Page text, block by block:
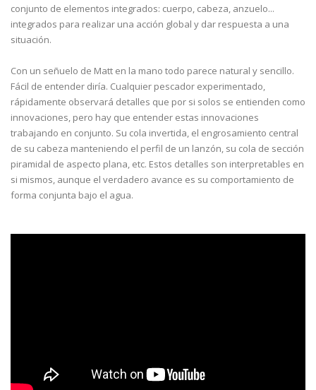
conjunto de elementos integrados: cuerpo, cabeza, anzuelo...
integrados para realizar una acción global y dar respuesta a una
situación.
Con un señuelo de Matt en la mano todo parece natural y sencillo.
Fácil de entender diría. Cualquier pescador experimentado,
rápidamente observará detalles que por si solos se entienden como
innovaciones, pero hay que entender estas innovaciones
trabajando en conjunto. Su cola invertida, el engrosamiento central
de su cabeza manteniendo el perfil de un lanzón, su cola de sección
piramidal de aspecto plana, etc. Estos detalles son interpretables en
si mismos, aunque el verdadero avance es su comportamiento de
forma conjunta bajo el agua.